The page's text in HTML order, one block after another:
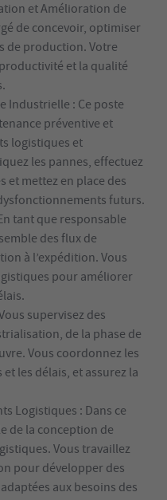
et Amélioration de
de concevoir, optimiser
de production. Votre
et la qualité
Industrielle : Ce poste
préventive et
logistiques et
les pannes, effectuez
et mettez en place des
futurs.
tant que responsable
des flux de
à l’expédition. Vous
pour améliorer
supervisez des
de la phase de
Vous coordonnez les
les délais, et assurez la
Logistiques : Dans ce
de la conception de
Vous travaillez
pour développer des
aux besoins des